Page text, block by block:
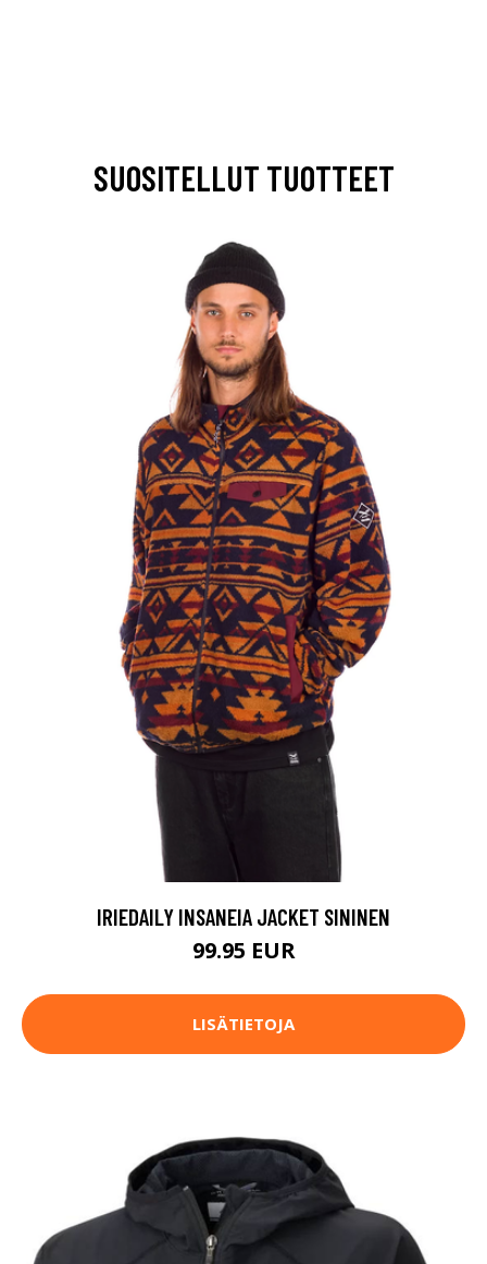
SUOSITELLUT TUOTTEET
IRIEDAILY INSANEIA JACKET SININEN
99.95 EUR
LISÄTIETOJA